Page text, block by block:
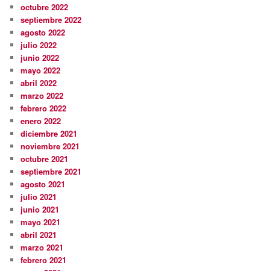
octubre 2022
septiembre 2022
agosto 2022
julio 2022
junio 2022
mayo 2022
abril 2022
marzo 2022
febrero 2022
enero 2022
diciembre 2021
noviembre 2021
octubre 2021
septiembre 2021
agosto 2021
julio 2021
junio 2021
mayo 2021
abril 2021
marzo 2021
febrero 2021